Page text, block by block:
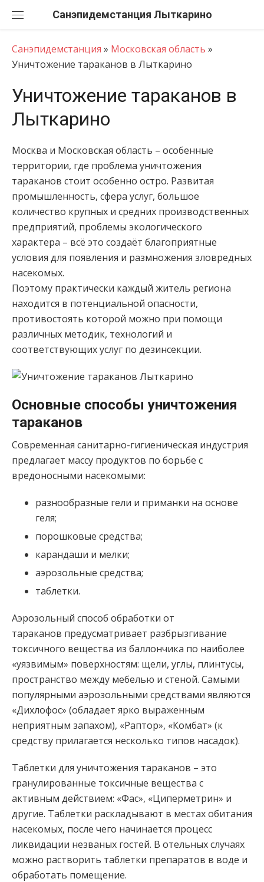
Санэпидемстанция
Санэпидемстанция » Московская область »
Уничтожение тараканов в Лыткарино
Уничтожение тараканов в
Лыткарино
Москва и Московская область – особенные
территории, где проблема уничтожения
тараканов стоит особенно остро. Развитая
промышленность, сфера услуг, большое
количество крупных и средних производственных
предприятий, проблемы экологического
характера – всё это создаёт благоприятные
условия для появления и размножения зловредных
насекомых.
Поэтому практически каждый житель региона
находится в потенциальной опасности,
противостоять которой можно при помощи
различных методик, технологий и
соответствующих услуг по дезинсекции.
Основные способы уничтожения
тараканов
Современная санитарно-гигиеническая индустрия
предлагает массу продуктов по борьбе с
вредоносными насекомыми:
разнообразные гели и приманки на основе
геля;
порошковые средства;
карандаши и мелки;
аэрозольные средства;
таблетки.
Аэрозольный способ обработки от
тараканов предусматривает разбрызгивание
токсичного вещества из баллончика по наиболее
«уязвимым» поверхностям: щели, углы, плинтусы,
пространство между мебелью и стеной. Самыми
популярными аэрозольными средствами являются
«Дихлофос» (обладает ярко выраженным
неприятным запахом), «Раптор», «Комбат» (к
средству прилагается несколько типов насадок).
Таблетки для уничтожения тараканов – это
гранулированные токсичные вещества с
активным действием: «Фас», «Циперметрин» и
другие. Таблетки раскладывают в местах обитания
насекомых, после чего начинается процесс
ликвидации незваных гостей. В отельных случаях
можно растворить таблетки препаратов в воде и
обработать помещение.